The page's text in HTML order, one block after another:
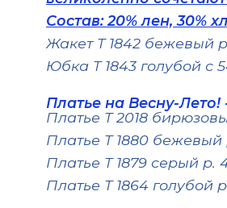
Состав: 20% лен, 30%
Жакет Т 1842 бежевый
Юбка Т 1843 голубой с
Платье на Весну-Лето!
Платье Т 2018
Платье Т 1880 бежевый
Платье Т 1879 серый р.
Платье Т 1864 голубой